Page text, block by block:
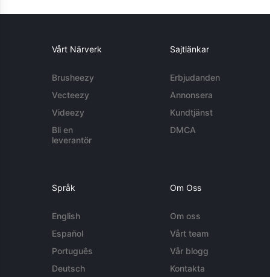
Vårt Närverk
Brusheezy
Vecteezy
Videezy
Bli en
leverantör
Sajtlänkar
Erbjudanden
Annonsera
Kundtjänst
DMCA
Språk
English
Español
Português
Deutsch
Om Oss
Om oss
Vårt team
Vår blogg
Kontakta